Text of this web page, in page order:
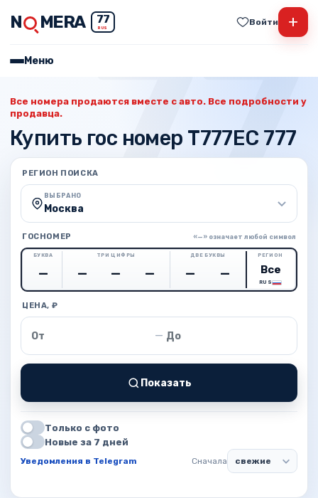
N MERA 77
RUS
Войти +
Меню
Все номера продаются вместе с авто. Все подробности у
продавца.
Купить гос номер Т777ЕС 777
РЕГИОН ПОИСКА
ВЫБРАНО
Москва
ГОСНОМЕР «—» означает любой символ
БУКВА ТРИ ЦИФРЫ ДВЕ БУКВЫ РЕГИОН
RUS
ЦЕНА, ₽
Цена от — Цена до
Показать
Только с фото
Новые за 7 дней
Уведомления в Telegram Сначала